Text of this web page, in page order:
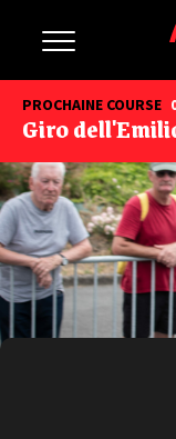
PROCHAINE COURSE
Giro